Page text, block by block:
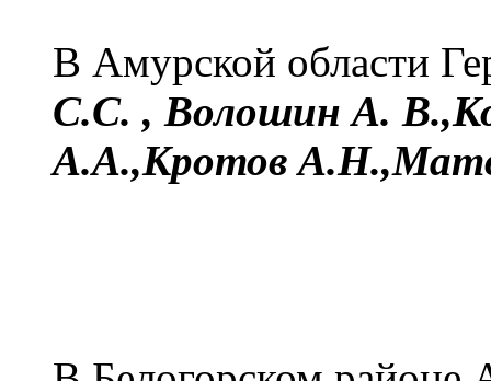
В Амурской области
С.С. , Волошин А.
А.А.,Кротов